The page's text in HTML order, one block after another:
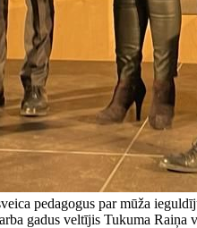
pedagogus par mūža
gadus veltījis Tukuma Raiņa